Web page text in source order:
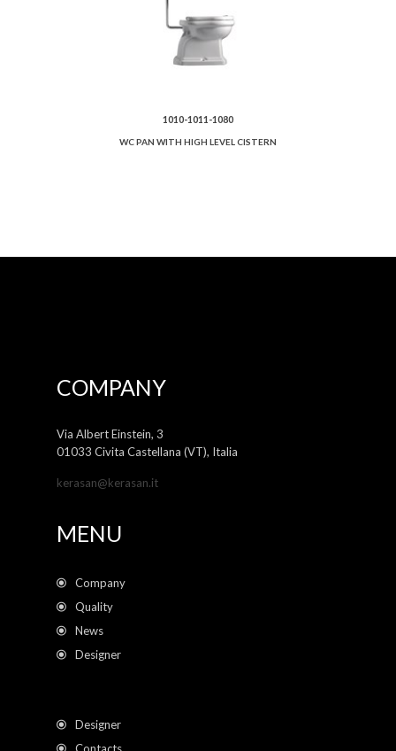
1010-1011-1080
WC PAN WITH HIGH LEVEL CISTERN
COMPANY
Via Albert Einstein, 3
01033 Civita Castellana (VT), Italia
kerasan@kerasan.it
MENU
Company
Quality
News
Designer
Designer